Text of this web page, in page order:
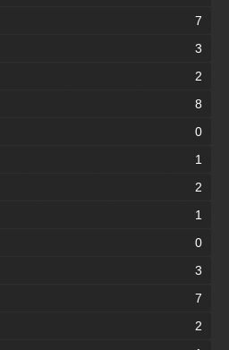
7
3
2
8
0
1
2
1
0
3
7
2